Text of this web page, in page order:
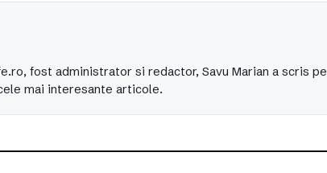
fost administrator si redactor, Savu Marian a scris pe
mai interesante articole.